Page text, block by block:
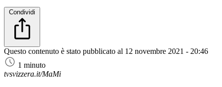
Condividi
Questo contenuto è stato pubblicato al 12 novembre 2021 - 20:46
1 minuto
tvsvizzera.it/MaMi